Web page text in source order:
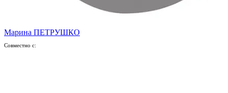
Марина ПЕТРУШКО
Совместно с: